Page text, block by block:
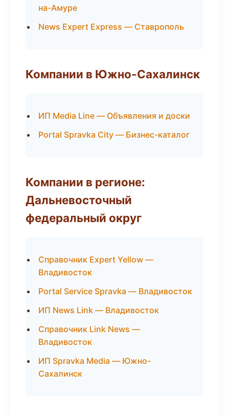
на-Амуре
News Expert Express — Ставрополь
Компании в Южно-Сахалинск
ИП Media Line — Объявления и доски
Portal Spravka City — Бизнес-каталог
Компании в регионе:
Дальневосточный
федеральный округ
Справочник Expert Yellow —
Владивосток
Portal Service Spravka — Владивосток
ИП News Link — Владивосток
Справочник Link News —
Владивосток
ИП Spravka Media — Южно-
Сахалинск